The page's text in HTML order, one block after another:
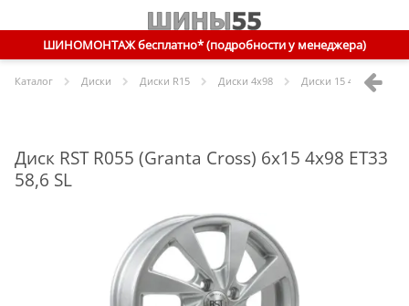
ШИНОМОНТАЖ бесплатно* (подробности у менеджера)
Каталог Диски Диски R15 Диски 4x98 Диски 15 4x98 ET33
Диск RST R055 (Granta Cross) 6x15 4x98 ET33
58,6 SL